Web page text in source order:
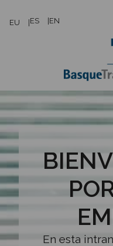
EU ES EN
En esta